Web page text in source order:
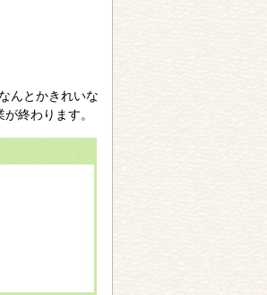
んとかきれいな
終わります。